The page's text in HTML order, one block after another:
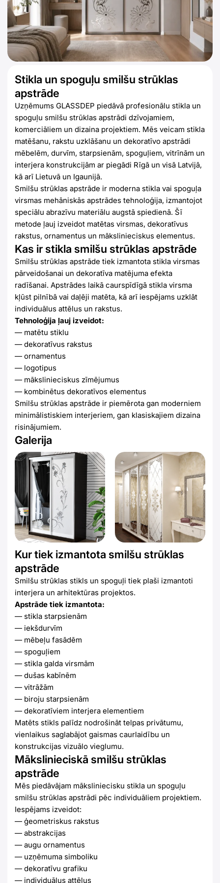
Stikla un spoguļu smilšu strūklas
apstrāde
Uzņēmums GLASSDEP piedāvā profesionālu stikla un
spoguļu smilšu strūklas apstrādi dzīvojamiem,
komerciāliem un dizaina projektiem. Mēs veicam stikla
matēšanu, rakstu uzklāšanu un dekoratīvo apstrādi
mēbelēm, durvīm, starpsienām, spoguļiem, vitrīnām un
interjera konstrukcijām ar piegādi Rīgā un visā Latvijā,
kā arī Lietuvā un Igaunijā.
Smilšu strūklas apstrāde ir moderna stikla vai spoguļa
virsmas mehāniskās apstrādes tehnoloģija, izmantojot
speciālu abrazīvu materiālu augstā spiedienā. Šī
metode ļauj izveidot matētas virsmas, dekoratīvus
rakstus, ornamentus un mākslinieciskus elementus.
Kas ir stikla smilšu strūklas apstrāde
Smilšu strūklas apstrāde tiek izmantota stikla virsmas
pārveidošanai un dekoratīva matējuma efekta
radīšanai. Apstrādes laikā caurspīdīgā stikla virsma
kļūst pilnībā vai daļēji matēta, kā arī iespējams uzklāt
individuālus attēlus un rakstus.
Tehnoloģija ļauj izveidot:
— matētu stiklu
— dekoratīvus rakstus
— ornamentus
— logotipus
— mākslinieciskus zīmējumus
— kombinētus dekoratīvos elementus
Smilšu strūklas apstrāde ir piemērota gan moderniem
minimālistiskiem interjeriem, gan klasiskajiem dizaina
risinājumiem.
Galerija
Kur tiek izmantota smilšu strūklas
apstrāde
Smilšu strūklas stikls un spoguļi tiek plaši izmantoti
interjera un arhitektūras projektos.
Apstrāde tiek izmantota:
— stikla starpsienām
— iekšdurvīm
— mēbeļu fasādēm
— spoguļiem
— stikla galda virsmām
— dušas kabīnēm
— vitrāžām
— biroju starpsienām
— dekoratīviem interjera elementiem
Matēts stikls palīdz nodrošināt telpas privātumu,
vienlaikus saglabājot gaismas caurlaidību un
konstrukcijas vizuālo vieglumu.
Mākslinieciskā smilšu strūklas
apstrāde
Mēs piedāvājam māksliniecisku stikla un spoguļu
smilšu strūklas apstrādi pēc individuāliem projektiem.
Iespējams izveidot:
— ģeometriskus rakstus
— abstrakcijas
— augu ornamentus
— uzņēmuma simboliku
— dekoratīvu grafiku
— individuālus attēlus